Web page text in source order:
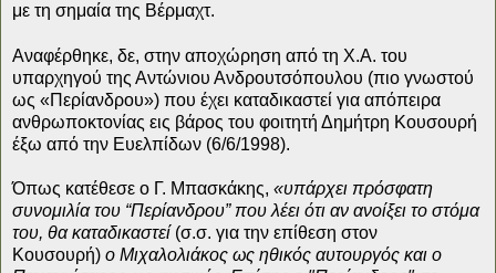
με τη σημαία της Βέρμαχτ.
Αναφέρθηκε, δε, στην αποχώρηση από τη Χ.Α. του
υπαρχηγού της Αντώνιου Ανδρουτσόπουλου (πιο γνωστού
ως «Περίανδρου») που έχει καταδικαστεί για απόπειρα
ανθρωποκτονίας εις βάρος του φοιτητή Δημήτρη Κουσουρή
έξω από την Ευελπίδων (6/6/1998).
Όπως κατέθεσε ο Γ. Μπασκάκης, «υπάρχει πρόσφατη
συνομιλία του “Περίανδρου” που λέει ότι αν ανοίξει το στόμα
του, θα καταδικαστεί (σ.σ. για την επίθεση στον
Κουσουρή) ο Μιχαλολιάκος ως ηθικός αυτουργός και ο